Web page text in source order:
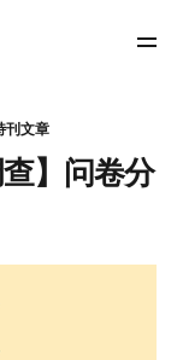
刊文章
】问卷分